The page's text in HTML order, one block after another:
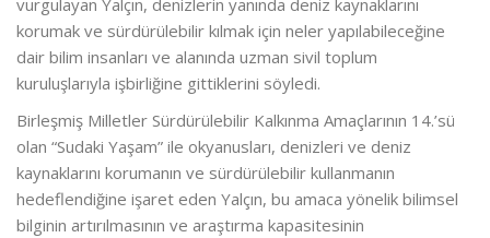
korumak ve sürdürülebilir kılmak için neler yapılabileceğine
dair bilim insanları ve alanında uzman sivil toplum
kuruluşlarıyla işbirliğine gittiklerini söyledi.
Birleşmiş Milletler Sürdürülebilir Kalkınma Amaçlarının 14.’sü
olan “Sudaki Yaşam” ile okyanusları, denizleri ve deniz
kaynaklarını korumanın ve sürdürülebilir kullanmanın
hedeflendiğine işaret eden Yalçın, bu amaca yönelik bilimsel
bilginin artırılmasının ve araştırma kapasitesinin